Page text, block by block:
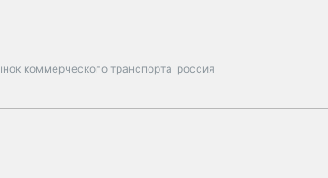
коммерческого транспорта россия